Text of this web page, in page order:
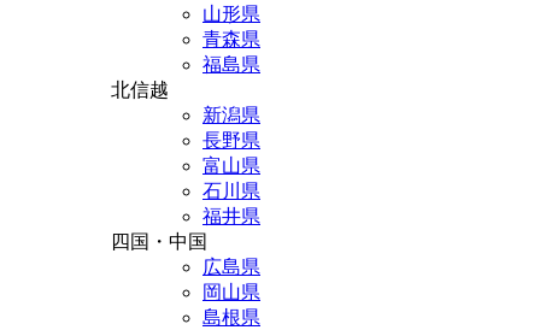
山形県
青森県
福島県
北信越
新潟県
長野県
富山県
石川県
福井県
四国・中国
広島県
岡山県
島根県